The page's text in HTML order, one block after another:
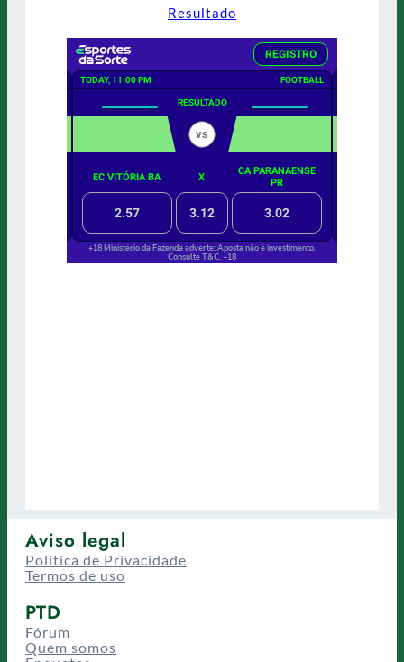
Resultado
Aviso legal
Política de Privacidade
Termos de uso
PTD
Fórum
Quem somos